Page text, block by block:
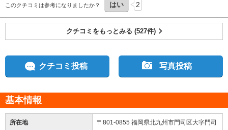
このクチコミは参考になりましたか？ はい 2
クチコミをもっとみる (527件)
クチコミ投稿 写真投稿
基本情報
所在地
〒801-0855 福岡県北九州市門司区大字門司